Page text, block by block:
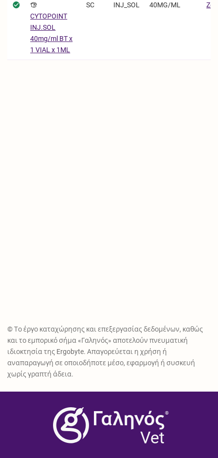
CYTOPOINT
INJ.SOL
40mg/ml BT x
1 VIAL x 1ML
SC INJ_SOL 40MG/ML
© Το έργο καταχώρησης και επεξεργασίας δεδομένων, καθώς
και το εμπορικό σήμα «Γαληνός» αποτελούν πνευματική
ιδιοκτησία της Ergobyte. Απαγορεύεται η χρήση ή
αναπαραγωγή σε οποιοδήποτε μέσο, εφαρμογή ή συσκευή
χωρίς γραπτή άδεια.
®
Vet